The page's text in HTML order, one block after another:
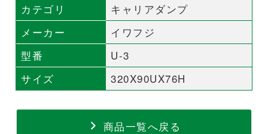
カテゴリ
キャリアダンプ
メーカー
イワフジ
型番
U-3
サイズ
320X90UX76H
商品一覧へ戻る